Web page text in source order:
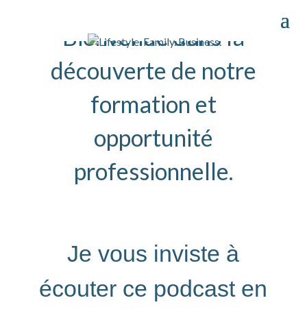
Bienvenue dans la
découverte de notre
formation et
opportunité
professionnelle.
Je vous inviste à
écouter ce podcast en